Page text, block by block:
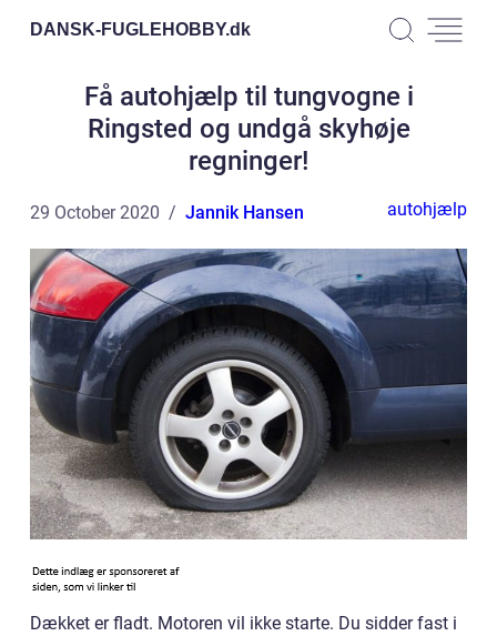
DANSK-FUGLEHOBBY.dk
Få autohjælp til tungvogne i
Ringsted og undgå skyhøje
regninger!
29 October 2020 Jannik Hansen autohjælp
Dækket er fladt. Motoren vil ikke starte. Du sidder fast i